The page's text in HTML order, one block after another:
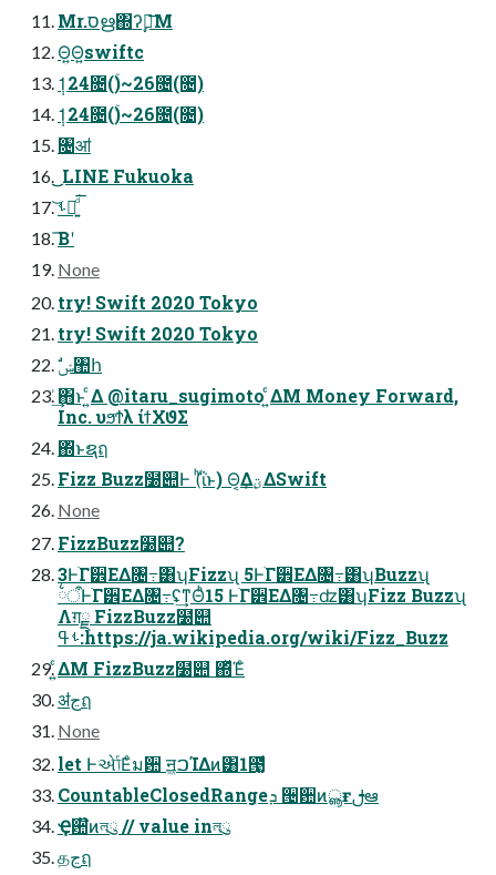
Mr.סഋ΍ʔࣣౡ͞Μ
Θ͍Θ͍swiftc
1݄24೔(ۚ)~26೔(೔)
1݄24೔(ۚ)~26೔(೔)
৔ॴ
͜͜ LINE Fukuoka
͝ࢀՃ͍ͩ͘͞
͞Βʹ
None
try! Swift 2020 Tokyo
try! Swift 2020 Tokyo
ࣗݾ঺հ
͗͢΋ͱ ͍ͨΔ @itaru_sugimoto ͍ͨΔΜ Money Forward,
Inc. υϧϮλ ίϯΧϑΣ
΍ͬͱຊฤ
Fizz Buzz໰୊Ͱ (ͪΐͬͱ) Θ͔Δؾ͕͢ΔSwift
None
FizzBuzz໰୊?
3ͰׂΓ੾ΕΔ৔߹͸ʮFizzʯ 5ͰׂΓ੾ΕΔ৔߹͸ʮBuzzʯ
྆ऀͰׂΓ੾ΕΔ৔߹ʢ͢ͳΘͪ15 ͰׂΓ੾ΕΔ৔߹ʣ͸ʮFizz Buzzʯ
Λग़ྗ FizzBuzz໰୊
ࢀߟ:https://ja.wikipedia.org/wiki/Fizz_Buzz
͍ͨΔΜ FizzBuzz໰୊ ΍ͬͯΈͨ
ॳڃฤ
None
let Ͱએݴ͞Εͨม਺ ॻ͖ࠐΊΔͷ͸1౓͚ͩ
CountableClosedRangeܕ ੔਺ͷൣғࢦఆ
Ҿ਺໊ͷলུ // value inলུ
தڃฤ